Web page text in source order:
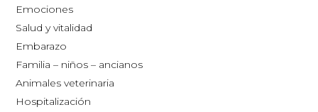
Emociones
Salud y vitalidad
Embarazo
Familia – niños – ancianos
Animales veterinaria
Hospitalización